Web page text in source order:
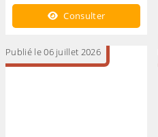
Consulter
Publié le 06 juillet 2026